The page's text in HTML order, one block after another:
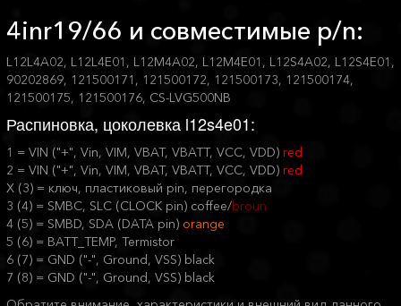
4inr19/66 и совместимые p/n:
L12L4A02, L12L4E01, L12M4A02, L12M4E01, L12S4A02, L12S4E01,
90202869, 121500171, 121500172, 121500173, 121500174,
121500175, 121500176, CS-LVG500NB
Распиновка, цоколевка l12s4e01:
1 = VIN ("+", Vin, VIM, VBAT, VBATT, VCC, VDD) red
2 = VIN ("+", Vin, VIM, VBAT, VBATT, VCC, VDD) red
X (3) = ключ, пластиковый pin, перегородка
3 (4) = SMBC, SLC (CLOCK pin) coffee/broun
4 (5) = SMBD, SDA (DATA pin) orange
5 (6) = BATT_TEMP, Termistor
6 (7) = GND ("-", Ground, VSS) black
7 (8) = GND ("-", Ground, VSS) black